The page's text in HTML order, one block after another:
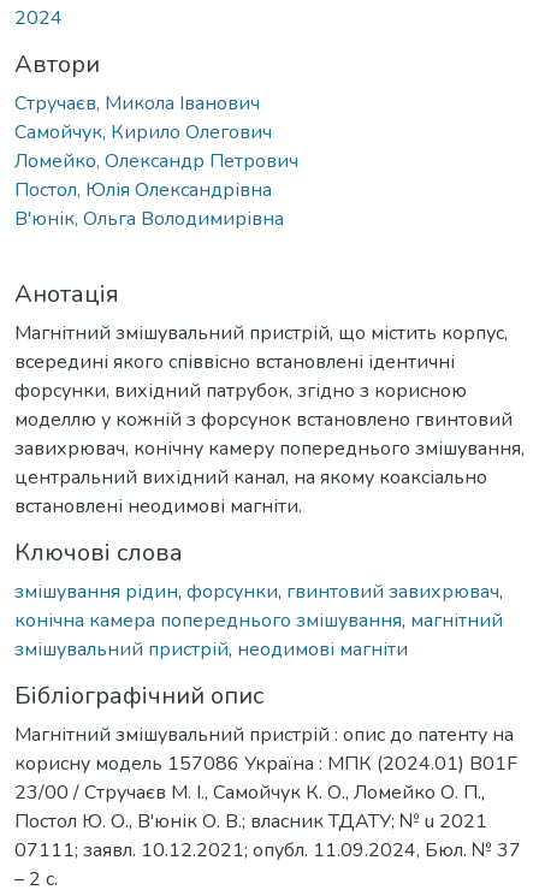
2024
Автори
Стручаєв, Микола Іванович
Самойчук, Кирило Олегович
Ломейко, Олександр Петрович
Постол, Юлія Олександрівна
В'юнік, Ольга Володимирівна
Анотація
Магнітний змішувальний пристрій, що містить корпус,
всередині якого співвісно встановлені ідентичні
форсунки, вихідний патрубок, згідно з корисною
моделлю у кожній з форсунок встановлено гвинтовий
завихрювач, конічну камеру попереднього змішування,
центральний вихідний канал, на якому коаксіально
встановлені неодимові магніти.
Ключові слова
змішування рідин, форсунки, гвинтовий завихрювач,
конічна камера попереднього змішування, магнітний
змішувальний пристрій, неодимові магніти
Бібліографічний опис
Магнітний змішувальний пристрій : опис до патенту на
корисну модель 157086 Україна : МПК (2024.01) B01F
23/00 / Стручаєв М. І., Самойчук К. О., Ломейко О. П.,
Постол Ю. О., В'юнік О. В.; власник ТДАТУ; № u 2021
07111; заявл. 10.12.2021; опубл. 11.09.2024, Бюл. № 37
– 2 с.